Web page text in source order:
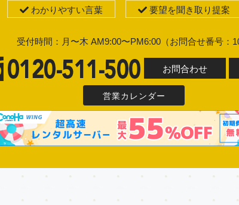
わかりやすい言葉 要望を聞き取り提案
受付時間：月〜木 AM9:00〜PM6:00（お問合せ番号：10
お問合わせ
営業カレンダー